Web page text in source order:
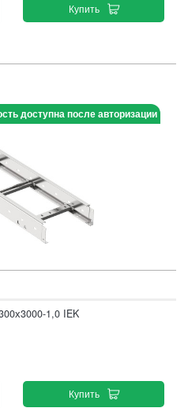
Купить
доступна после авторизации
1,0 IEK
Купить